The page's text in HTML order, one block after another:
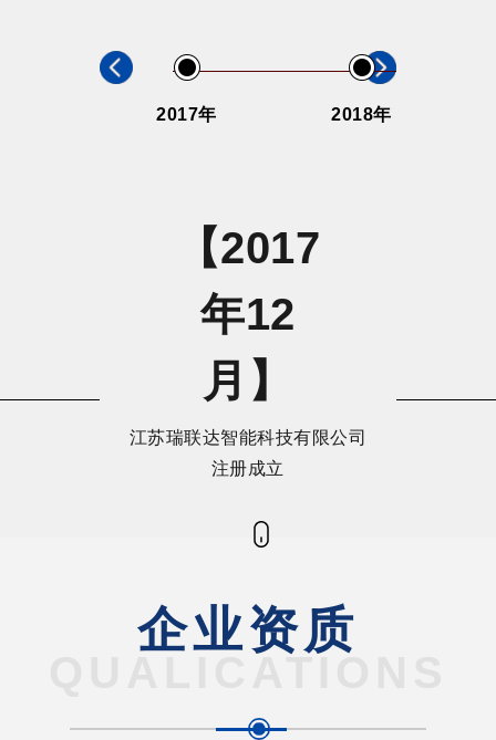
2017年 2018年
【2017
年12
月】
江苏瑞联达智能科技有限公司
注册成立
企业资质